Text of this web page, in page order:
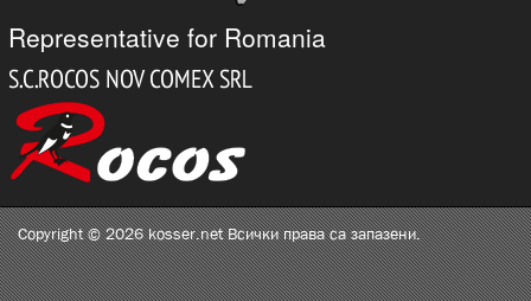
Representative for Romania
Copyright © 2026 kosser.net Всички права са запазени.